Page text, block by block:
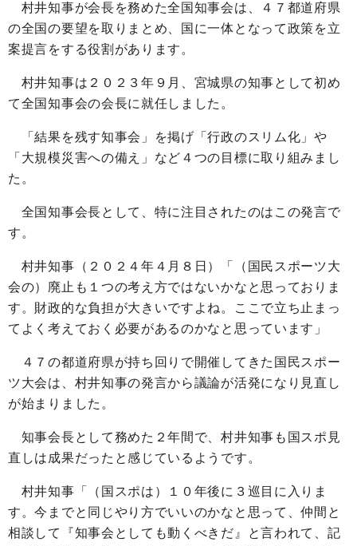
村井知事が会長を務めた全国知事会は、４７都道府県
の全国の要望を取りまとめ、国に一体となって政策を立
案提言をする役割があります。
村井知事は２０２３年９月、宮城県の知事として初め
て全国知事会の会長に就任しました。
「結果を残す知事会」を掲げ「行政のスリム化」や
「大規模災害への備え」など４つの目標に取り組みまし
た。
全国知事会長として、特に注目されたのはこの発言で
す。
村井知事（２０２４年４月８日）「（国民スポーツ大
会の）廃止も１つの考え方ではないかなと思っておりま
す。財政的な負担が大きいですよね。ここで立ち止まっ
てよく考えておく必要があるのかなと思っています」
４７の都道府県が持ち回りで開催してきた国民スポー
ツ大会は、村井知事の発言から議論が活発になり見直し
が始まりました。
知事会長として務めた２年間で、村井知事も国スポ見
直しは成果だったと感じているようです。
村井知事「（国スポは）１０年後に３巡目に入りま
す。今までと同じやり方でいいのかなと思って、仲間と
相談して『知事会としても動くべきだ』と言われて、記